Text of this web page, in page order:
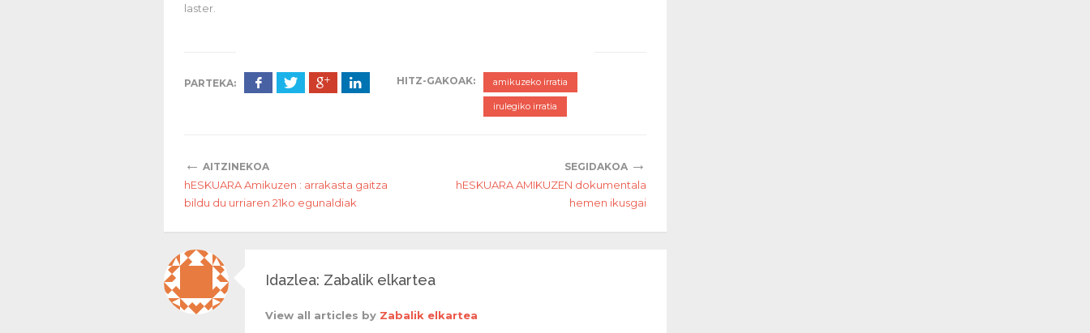
laster.
PARTEKA: HITZ-GAKOAK: amikuzeko irratia
irulegiko irratia
← AITZINEKOA
hESKUARA Amikuzen : arrakasta gaitza
bildu du urriaren 21ko egunaldiak
SEGIDAKOA →
hESKUARA AMIKUZEN dokumentala
hemen ikusgai
Idazlea: Zabalik elkartea
View all articles by Zabalik elkartea